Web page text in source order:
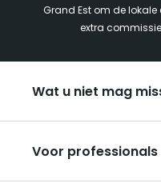
Grand Est om de
extra
Wat u niet mag
Met z’n tweeën
Kerst in Oost-Frankrijk
Voor professionals